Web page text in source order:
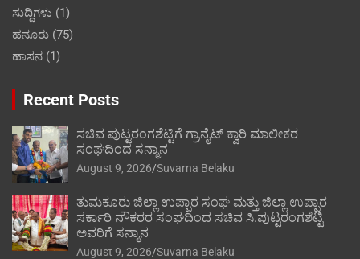
ಸುದ್ದಿಗಳು (1)
ಹನೂರು (75)
ಹಾಸನ (1)
Recent Posts
ಸಚಿವ ಪುಟ್ಟರಂಗಶೆಟ್ಟಿಗೆ ಗ್ರಾನೈಟ್ ಕ್ವಾರಿ ಮಾಲೀಕರ
ಸಂಘದಿಂದ ಸನ್ಮಾನ
August 9, 2026 Suvarna Belaku
ತುಮಕೂರು ಜಿಲ್ಲಾ ಉಪ್ಪಾರ ಸಂಘ ಮತ್ತು ಜಿಲ್ಲಾ ಉಪ್ಪಾರ
ಸರ್ಕಾರಿ ನೌಕರರ ಸಂಘದಿಂದ ಸಚಿವ ಸಿ.ಪುಟ್ಟರಂಗಶೆಟ್ಟಿ
ಅವರಿಗೆ ಸನ್ಮಾನ
August 9, 2026 Suvarna Belaku